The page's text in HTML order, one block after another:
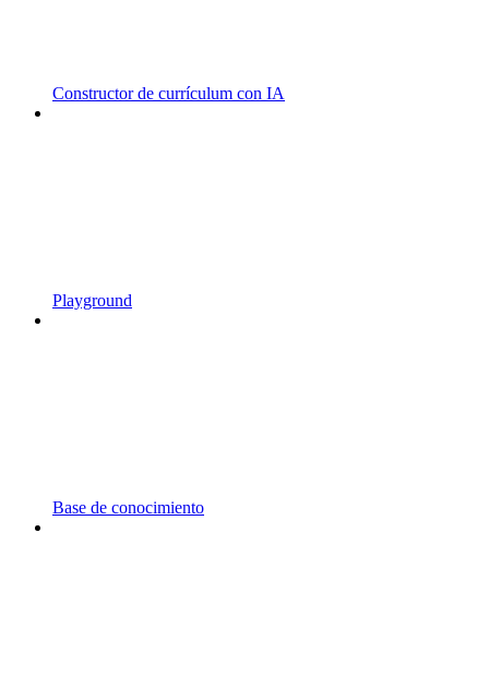
Constructor de currículum con IA
Playground
Base de conocimiento